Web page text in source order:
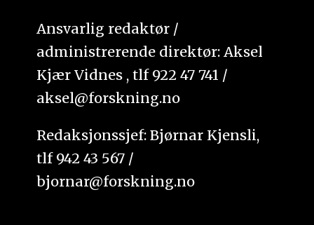
Ansvarlig redaktør /
administrerende direktør: Aksel
Kjær Vidnes , tlf 922 47 741 /
aksel@forskning.no
Redaksjonssjef: Bjørnar Kjensli,
tlf 942 43 567 /
bjornar@forskning.no